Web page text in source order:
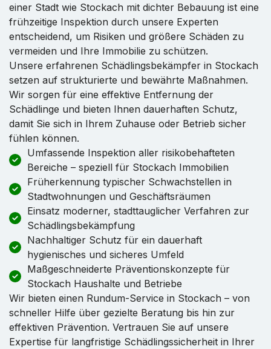
einer Stadt wie Stockach mit dichter Bebauung ist eine
frühzeitige Inspektion durch unsere Experten
entscheidend, um Risiken und größere Schäden zu
vermeiden und Ihre Immobilie zu schützen.
Unsere erfahrenen Schädlingsbekämpfer in Stockach
setzen auf strukturierte und bewährte Maßnahmen.
Wir sorgen für eine effektive Entfernung der
Schädlinge und bieten Ihnen dauerhaften Schutz,
damit Sie sich in Ihrem Zuhause oder Betrieb sicher
fühlen können.
Umfassende Inspektion aller risikobehafteten
Bereiche – speziell für Stockach Immobilien
Früherkennung typischer Schwachstellen in
Stadtwohnungen und Geschäftsräumen
Einsatz moderner, stadttauglicher Verfahren zur
Schädlingsbekämpfung
Nachhaltiger Schutz für ein dauerhaft
hygienisches und sicheres Umfeld
Maßgeschneiderte Präventionskonzepte für
Stockach Haushalte und Betriebe
Wir bieten einen Rundum-Service in Stockach – von
schneller Hilfe über gezielte Beratung bis hin zur
effektiven Prävention. Vertrauen Sie auf unsere
Expertise für langfristige Schädlingssicherheit in Ihrer